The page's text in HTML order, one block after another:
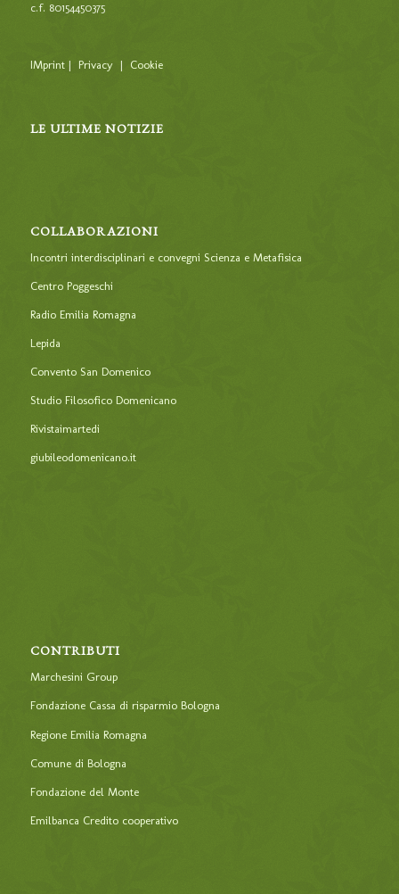
c.f. 80154450375
IMprint| Privacy| Cookie
LE ULTIME NOTIZIE
COLLABORAZIONI
Incontri interdisciplinari e convegni Scienza e Metafisica
Centro Poggeschi
Radio Emilia Romagna
Lepida
Convento San Domenico
Studio Filosofico Domenicano
Rivistaimartedi
giubileodomenicano.it
CONTRIBUTI
Marchesini Group
Fondazione Cassa di risparmio Bologna
Regione Emilia Romagna
Comune di Bologna
Fondazione del Monte
Emilbanca Credito cooperativo